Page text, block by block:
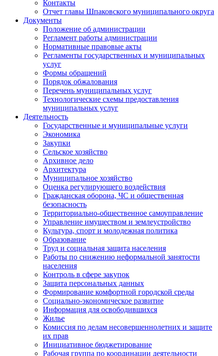
Контакты
Отчет главы Шпаковского муниципального округа
Документы
Положение об администрации
Регламент работы администрации
Нормативные правовые акты
Регламенты государственных и муниципальных
услуг
Формы обращений
Порядок обжалования
Перечень муниципальных услуг
Технологические схемы предоставления
муниципальных услуг
Деятельность
Государственные и муниципальные услуги
Экономика
Закупки
Сельское хозяйство
Архивное дело
Архитектура
Муниципальное хозяйство
Оценка регулирующего воздействия
Гражданская оборона, ЧС и общественная
безопасность
Территориально-общественное самоуправление
Управление имуществом и землеустройство
Культура, спорт и молодежная политика
Образование
Труд и социальная защита населения
Работы по снижению неформальной занятости
населения
Контроль в сфере закупок
Защита персональных данных
Формирование комфортной городской среды
Социально-экономическое развитие
Информация для освободившихся
Жилье
Комиссия по делам несовершеннолетних и защите
их прав
Инициативное бюджетирование
Рабочая группа по координации деятельности